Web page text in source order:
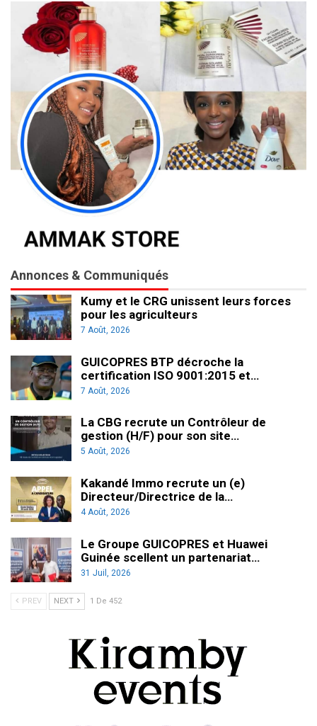
Annonces & Communiqués
Kumy et le CRG unissent leurs forces
pour les agriculteurs
7 Août, 2026
GUICOPRES BTP décroche la
certification ISO 9001:2015 et…
7 Août, 2026
La CBG recrute un Contrôleur de
gestion (H/F) pour son site…
5 Août, 2026
Kakandé Immo recrute un (e)
Directeur/Directrice de la…
4 Août, 2026
Le Groupe GUICOPRES et Huawei
Guinée scellent un partenariat…
31 Juil, 2026
PREV NEXT 1 De 452